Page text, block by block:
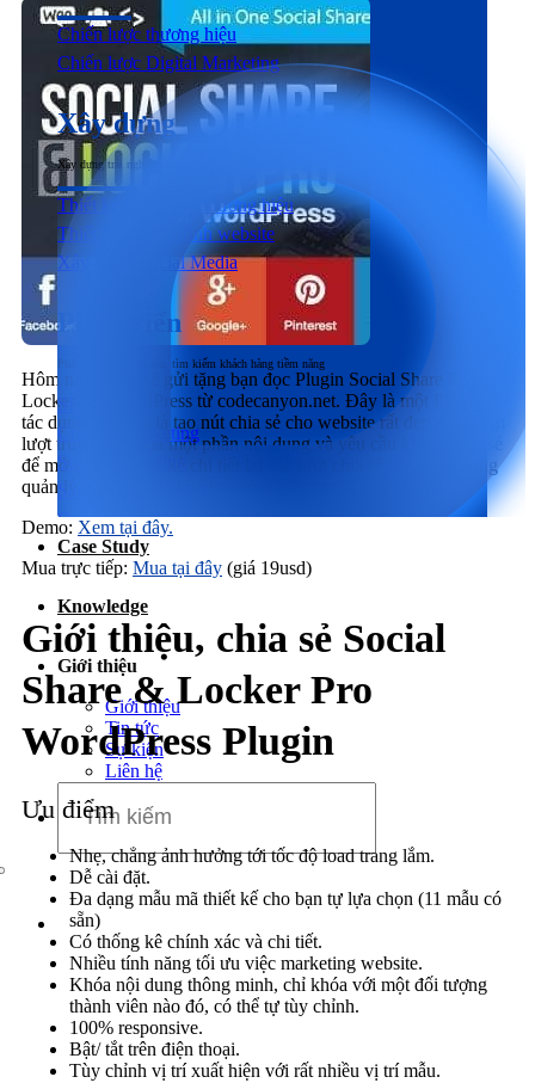
Chiến lược thương hiệu
Chiến lược Digital Marketing
Xây dựng
Xây dựng trải nghiệm người dùng đầu cuối tương tác với sản phẩm & dịch vụ
Thiết kế nhận diện thương hiệu
Thiết kế & Lập trình website
Xây dựng Social Media
Phát triển
Phát triển thương hiệu, tìm kiếm khách hàng tiềm năng
SEO
Content Marketing
Social Marketing
Sản xuất hình ảnh & Video
Quảng cáo trả phí
Dịch vụ chăm sóc website
Case Study
Knowledge
Giới thiệu
Giới thiệu
Tin tức
Sự kiện
Liên hệ
Hôm nay, mình sẽ gửi tặng bạn đọc Plugin Social Share &
Locker Pro WordPress từ codecanyon.net. Đây là một Plugin có
tác dụng khá hay là tạo nút chia sẻ cho website rất đẹp mắt, đếm
lượt truy cập, khóa một phần nội dung và yêu cầu khách chia sẻ
để mở khóa, thống kê chi tiết lại các lượt chia sẻ với một khung
quản lý riêng. Nghe khá hay phải không nào.
Demo: Xem tại đây.
Mua trực tiếp: Mua tại đây (giá 19usd)
Giới thiệu, chia sẻ Social
Share & Locker Pro
WordPress Plugin
Ưu điểm
Nhẹ, chẳng ảnh hưởng tới tốc độ load trang lắm.
Dễ cài đặt.
Đa dạng mẫu mã thiết kế cho bạn tự lựa chọn (11 mẫu có
sẵn)
Có thống kê chính xác và chi tiết.
Nhiều tính năng tối ưu việc marketing website.
Khóa nội dung thông minh, chỉ khóa với một đối tượng
thành viên nào đó, có thể tự tùy chỉnh.
100% responsive.
Bật/ tắt trên điện thoại.
Tùy chỉnh vị trí xuất hiện với rất nhiều vị trí mẫu.